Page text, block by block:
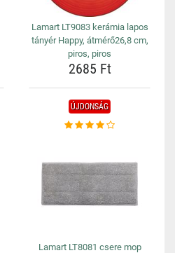
Lamart LT9083 kerámia lapos
tányér Happy, átmérő26,8 cm,
piros, piros
2685 Ft
ÚJDONSÁG
Lamart LT8081 csere mop